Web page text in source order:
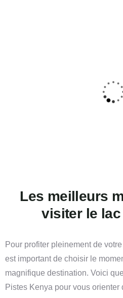
Les meilleurs
visiter le
Pour profiter pleinement de
est important de choisir le
magnifique destination. Voici
Pistes Kenya pour vous